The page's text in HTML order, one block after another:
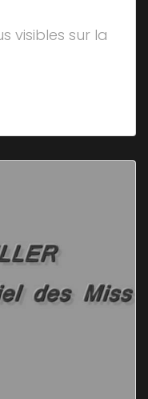
visibles sur la